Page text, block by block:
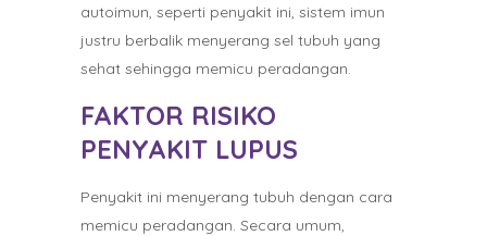
autoimun, seperti penyakit ini, sistem imun
justru berbalik menyerang sel tubuh yang
sehat sehingga memicu peradangan.
FAKTOR RISIKO
PENYAKIT LUPUS
Penyakit ini menyerang tubuh dengan cara
memicu peradangan. Secara umum,